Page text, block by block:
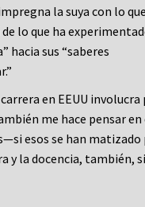
la suya con lo
lo que ha
hacia sus “saberes
en EEUU involucra
me hace pensar en
esos se han matizado
y la docencia, también,